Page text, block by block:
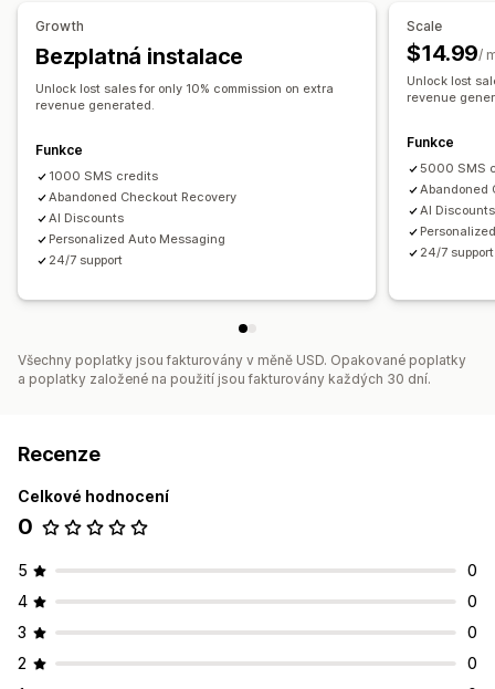
Pravidla cílení
Growth
Bezplatná instalace
Unlock lost sales for only 10% commission on extra
revenue generated.
Funkce
1000 SMS credits
Abandoned Checkout Recovery
AI Discounts
Personalized Auto Messaging
24/7 support
Scale
$14.99/
Unlock lost
revenue
Funkce
5000 SMS
Abandoned
AI Discounts
24/7 support
Všechny poplatky jsou fakturovány v měně USD. Opakované poplatky
a poplatky založené na použití jsou fakturovány každých 30 dní.
Recenze
Celkové hodnocení
0
5
0
4
0
3
0
2
0